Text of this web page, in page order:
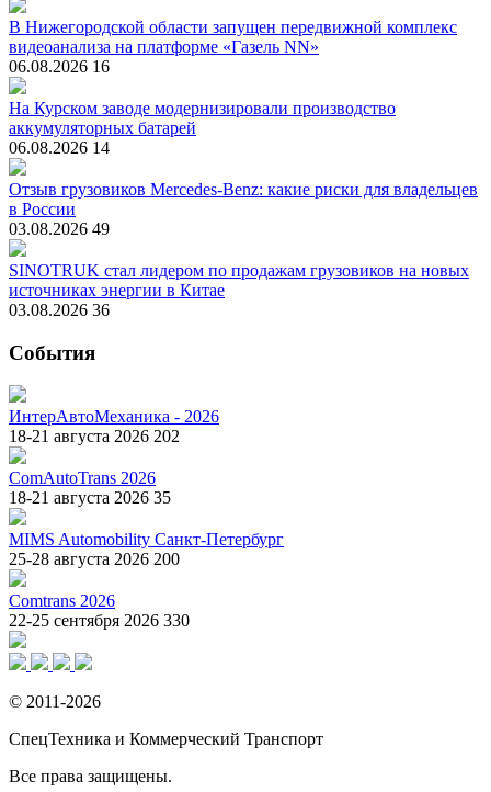
В Нижегородской области запущен передвижной комплекс
видеоанализа на платформе «Газель NN»
06.08.2026 16
На Курском заводе модернизировали производство
аккумуляторных батарей
06.08.2026 14
Отзыв грузовиков Mercedes-Benz: какие риски для владельцев
в России
03.08.2026 49
SINOTRUK стал лидером по продажам грузовиков на новых
источниках энергии в Китае
03.08.2026 36
События
ИнтерАвтоМеханика - 2026
18-21 августа 2026 202
ComAutoTrans 2026
18-21 августа 2026 35
MIMS Automobility Санкт-Петербург
25-28 августа 2026 200
Comtrans 2026
22-25 сентября 2026 330
© 2011-2026
СпецТехника и Коммерческий Транспорт
Все права защищены.